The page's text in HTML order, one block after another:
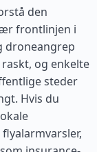
den
frontlinjen i
droneangrep
og enkelte
steder
Hvis du